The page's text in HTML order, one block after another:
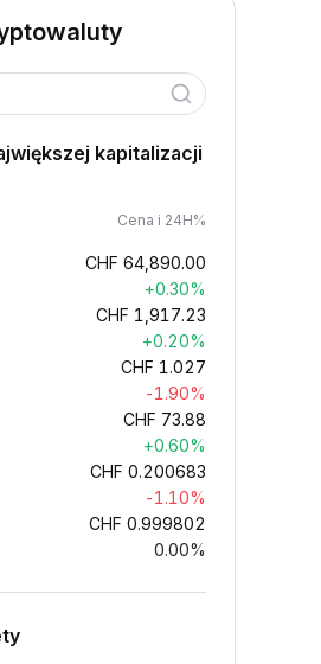
kapitalizacji
Cena i 24H%
CHF 64,890.00
+0.30%
CHF 1,917.23
+0.20%
CHF 1.027
-1.90%
CHF 73.88
+0.60%
CHF 0.200683
-1.10%
CHF 0.999802
0.00%